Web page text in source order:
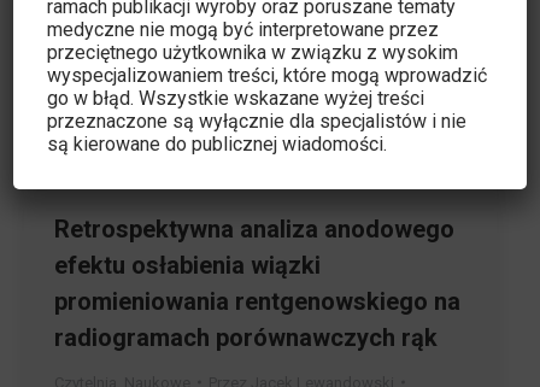
Retrospektywna analiza anodowego
efektu osłabienia wiązki
promieniowania rentgenowskiego na
radiogramach porównawczych rąk
ramach publikacji wyroby oraz poruszane tematy
medyczne nie mogą być interpretowane przez
przeciętnego użytkownika w związku z wysokim
wyspecjalizowaniem treści, które mogą wprowadzić
go w błąd. Wszystkie wskazane wyżej treści
przeznaczone są wyłącznie dla specjalistów i nie
są kierowane do publicznej wiadomości.